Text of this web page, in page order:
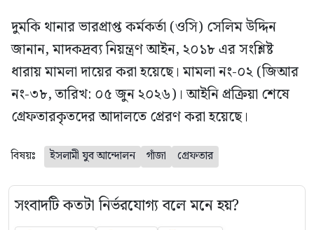
দুমকি থানার ভারপ্রাপ্ত কর্মকর্তা (ওসি) সেলিম উদ্দিন
জানান, মাদকদ্রব্য নিয়ন্ত্রণ আইন, ২০১৮ এর সংশ্লিষ্ট
ধারায় মামলা দায়ের করা হয়েছে। মামলা নং-০২ (জিআর
নং-৩৮, তারিখ: ০৫ জুন ২০২৬)। আইনি প্রক্রিয়া শেষে
গ্রেফতারকৃতদের আদালতে প্রেরণ করা হয়েছে।
বিষয়ঃ ইসলামী যুব আন্দোলন গাঁজা গ্রেফতার
সংবাদটি কতটা নির্ভরযোগ্য বলে মনে হয়?